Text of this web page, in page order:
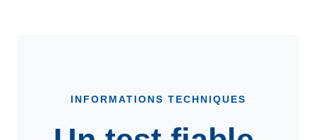
INFORMATIONS TECHNIQUES